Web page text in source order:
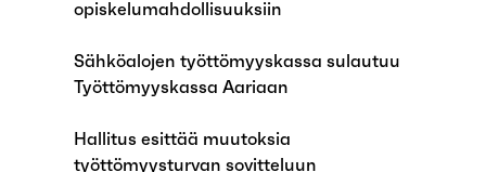
opiskelumahdollisuuksiin
Sähköalojen työttömyyskassa sulautuu
Työttömyyskassa Aariaan
Hallitus esittää muutoksia
työttömyysturvan sovitteluun